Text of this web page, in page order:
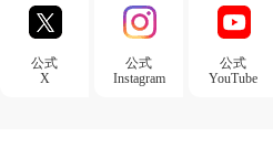
公式
X
公式
Instagram
公式
YouTube